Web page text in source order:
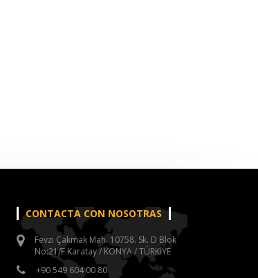
CONTACTA CON NOSOTRAS
Fevzi Çakmak Mah. 10758. Sk. D Blok
No:21/F Karatay / KONYA / TÜRKİYE
+90 549 604 00 80